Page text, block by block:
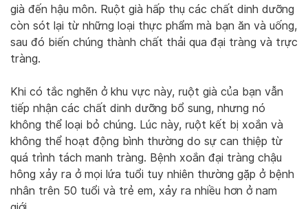
già đến hậu môn. Ruột già hấp thụ các chất dinh dưỡng
còn sót lại từ những loại thực phẩm mà bạn ăn và uống,
sau đó biến chúng thành chất thải qua đại tràng và trực
tràng.
Khi có tắc nghẽn ở khu vực này, ruột già của bạn vẫn
tiếp nhận các chất dinh dưỡng bổ sung, nhưng nó
không thể loại bỏ chúng. Lúc này, ruột kết bị xoắn và
không thể hoạt động bình thường do sự can thiệp từ
quá trình tách manh tràng. Bệnh xoắn đại tràng chậu
hông xảy ra ở mọi lứa tuổi tuy nhiên thường gặp ở bệnh
nhân trên 50 tuổi và trẻ em, xảy ra nhiều hơn ở nam